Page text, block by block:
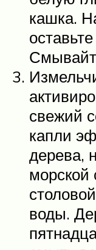
кашка.
свежий
капли
дерева,
морской
воды.